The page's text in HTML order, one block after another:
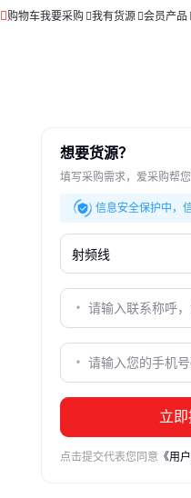
购物车我要采购 我有货源 会员产品
想要货源？
填写采购需求，爱采购帮
信息安全保护中，
立
点击提交代表您同意 《用